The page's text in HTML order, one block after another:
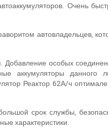
Очень
автовладельцев,
Добавление особых
аккумуляторы данного
Реактор 62А/ч
срок службы,
характеристики.